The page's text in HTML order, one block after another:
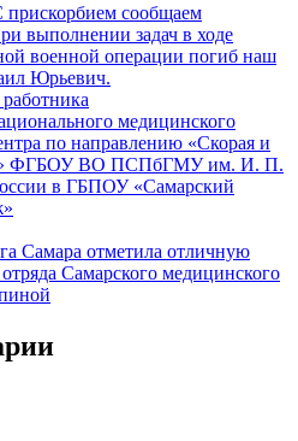
сообщаем
выполнении задач в ходе
военной операции погиб наш
Юрьевич.
медицинского
по направлению «Скорая и
ФГБОУ ВО ПСПбГМУ им. И. П.
в ГБПОУ «Самарский
Самара отметила отличную
Самарского медицинского